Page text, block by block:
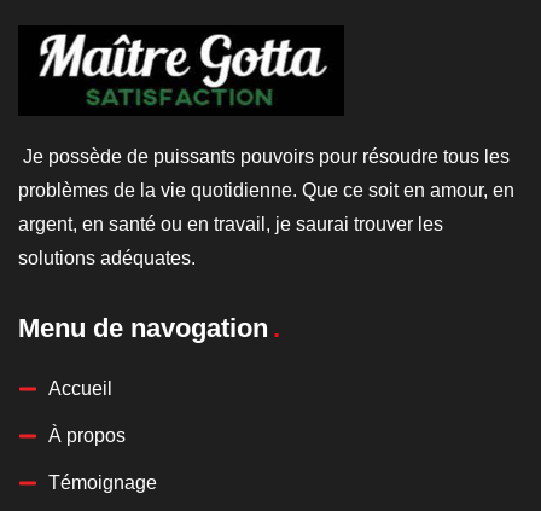
Je possède de puissants pouvoirs pour résoudre tous les
problèmes de la vie quotidienne. Que ce soit en amour, en
argent, en santé ou en travail, je saurai trouver les
solutions adéquates.
Menu de navogation
Accueil
À propos
Témoignage